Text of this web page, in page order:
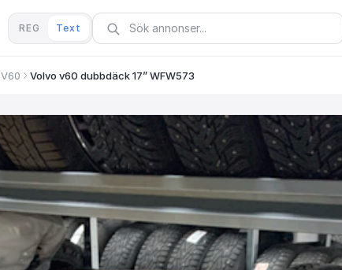
REG Text
V60 Volvo v60 dubbdäck 17” WFW573